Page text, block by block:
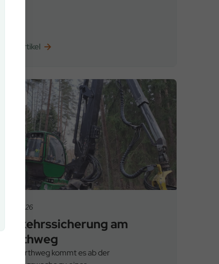
Zum Artikel
13.02.2026
Verkehrssicherung am
Marthweg
Am Marthweg kommt es ab der